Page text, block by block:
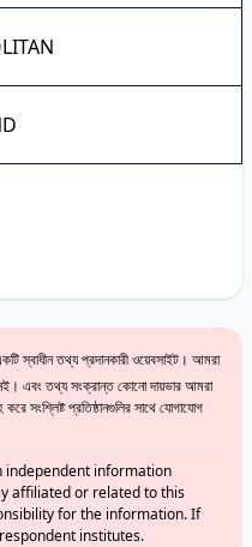
তথ্য প্রদানকারী ওয়েবসাইট। আমরা
এবং তথ্য সংক্রান্ত কোনো দায়ভার আমরা
সংশ্লিষ্ট প্রতিষ্ঠানগুলির সাথে যোগাযোগ
independent information
affiliated or related to this
for the information. If
institutes.